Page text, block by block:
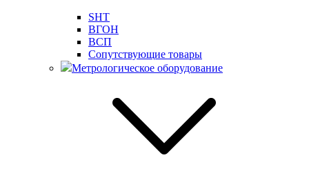
SHT
ВГОН
ВСП
Сопутствующие товары
Метрологическое оборудование